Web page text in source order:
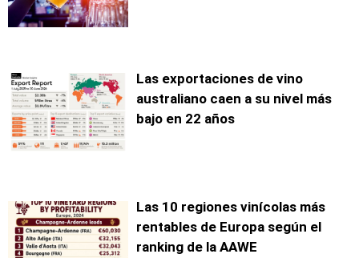
Las exportaciones de vino
australiano caen a su nivel más
bajo en 22 años
Las 10 regiones vinícolas más
rentables de Europa según el
ranking de la AAWE